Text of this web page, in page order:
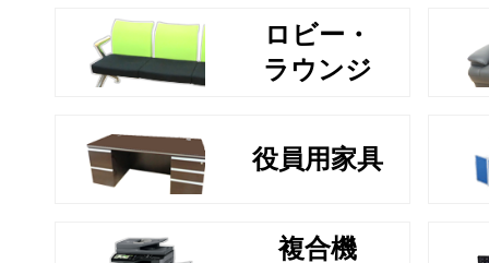
ロビー・
ラウンジ
役員用家具
複合機